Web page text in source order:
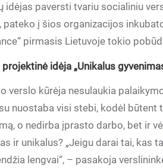
idėjas paversti tvariu socialiniu
pateko į šios organizacijos
pirmasis Lietuvoje tokio
idėja „Unikalus
verslo kūrėja nesulaukia
nuostaba visi stebi, kodėl būtent
o nedirba įprasto darbo, bet ir
ir unikalus? „Jeigu darai tai, kas
lengvai“, – pasakoja